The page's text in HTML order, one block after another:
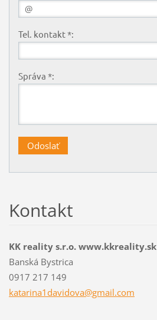
Tel. kontakt *:
Správa *:
Kontakt
KK reality s.r.o. www.kkreality.sk
Banská Bystrica
0917 217 149
katarina1davidova@gmail.com